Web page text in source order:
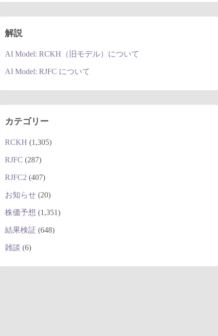
解説
AI Model: RCKH（旧モデル）について
AI Model: RJFC について
カテゴリー
RCKH (1,305)
RJFC (287)
RJFC2 (407)
お知らせ (20)
株価予想 (1,351)
結果検証 (648)
雑談 (6)